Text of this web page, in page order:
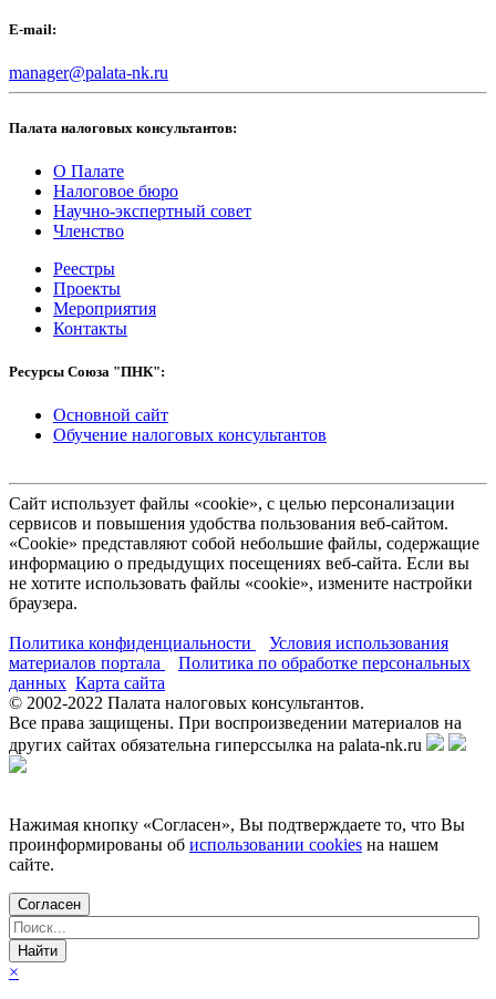
E-mail:
manager@palata-nk.ru
Палата налоговых консультантов:
О Палате
Налоговое бюро
Научно-экспертный совет
Членство
Реестры
Проекты
Мероприятия
Контакты
Ресурсы Союза "ПНК":
Основной сайт
Обучение налоговых консультантов
Сайт использует файлы «cookie», с целью персонализации
сервисов и повышения удобства пользования веб-сайтом.
«Cookie» представляют собой небольшие файлы, содержащие
информацию о предыдущих посещениях веб-сайта. Если вы
не хотите использовать файлы «cookie», измените настройки
браузера.
Политика конфиденциальности
Условия использования
материалов портала
Политика по обработке персональных
данных Карта сайта
© 2002-2022 Палата налоговых консультантов.
Все права защищены. При воспроизведении материалов на
других сайтах обязательна гиперссылка на palata-nk.ru
Нажимая кнопку «Согласен», Вы подтверждаете то, что Вы
проинформированы об использовании cookies на нашем
сайте.
Согласен
×